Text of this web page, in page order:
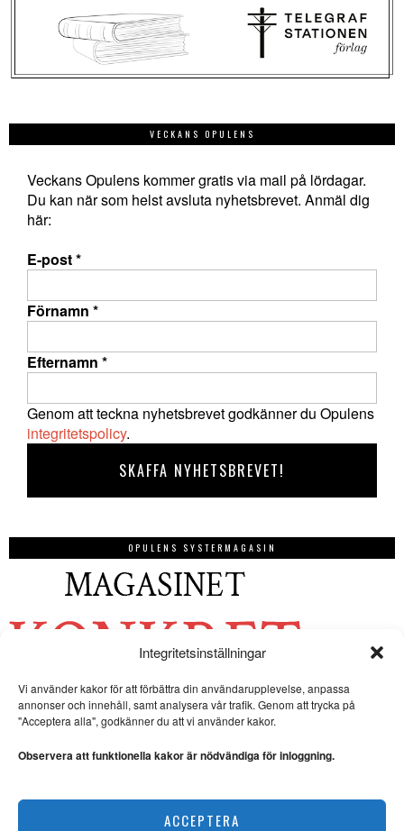
Integritetsinställningar
Vi använder kakor för att förbättra din användarupplevelse, anpassa
annonser och innehåll, samt analysera vår trafik. Genom att trycka på
"Acceptera alla", godkänner du att vi använder kakor.
Observera att funktionella kakor är nödvändiga för inloggning.
ACCEPTERA
VECKANS OPULENS
Veckans Opulens kommer gratis via mail på lördagar.
Du kan när som helst avsluta nyhetsbrevet. Anmäl dig
här:
E-post*
Förnamn *
Efternamn *
Genom att teckna nyhetsbrevet godkänner du Opulens
integritetspolicy.
OPULENS SYSTERMAGASIN